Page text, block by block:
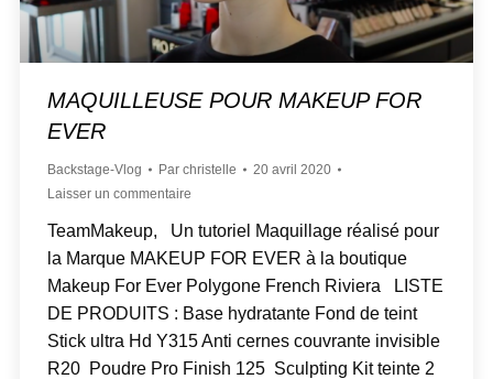
MAQUILLEUSE POUR MAKEUP FOR
EVER
Backstage-Vlog Par christelle
20 avril 2020
Laisser un commentaire
TeamMakeup, Un tutoriel Maquillage réalisé pour
la Marque MAKEUP FOR EVER à la boutique
Makeup For Ever Polygone French Riviera LISTE
DE PRODUITS : Base hydratante Fond de teint
Stick ultra Hd Y315 Anti cernes couvrante invisible
R20 Poudre Pro Finish 125 Sculpting Kit teinte 2